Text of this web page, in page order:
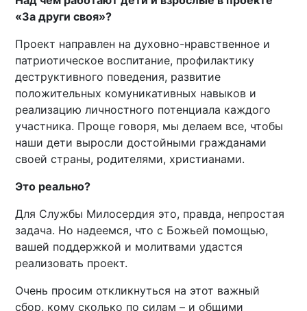
«За други своя»?
Проект направлен на духовно-нравственное и
патриотическое воспитание, профилактику
деструктивного поведения, развитие
положительных комуникативных навыков и
реализацию личностного потенциала каждого
участника. Проще говоря, мы делаем все, чтобы
наши дети выросли достойными гражданами
своей страны, родителями, христианами.
Это реально?
Для Службы Милосердия это, правда, непростая
задача. Но надеемся, что с Божьей помощью,
вашей поддержкой и молитвами удастся
реализовать проект.
Очень просим откликнуться на этот важный
сбор, кому сколько по силам – и общими